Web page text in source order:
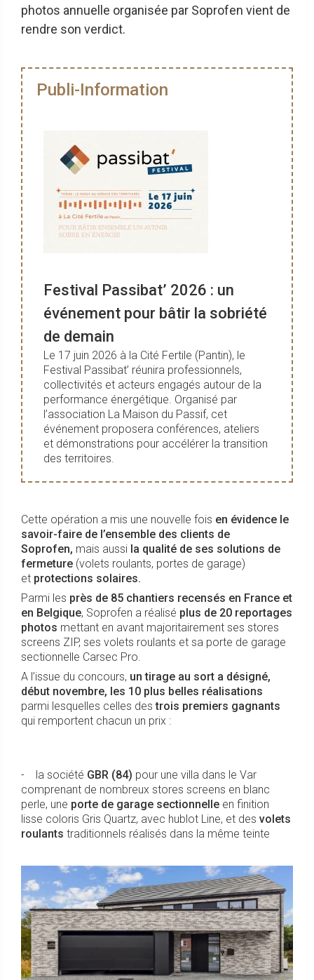
photos annuelle organisée par Soprofen vient de
rendre son verdict.
Publi-Information
Festival Passibat’ 2026 : un
événement pour bâtir la sobriété
de demain
Le 17 juin 2026 à la Cité Fertile (Pantin), le
Festival Passibat’ réunira professionnels,
collectivités et acteurs engagés autour de la
performance énergétique. Organisé par
l’association La Maison du Passif, cet
événement proposera conférences, ateliers
et démonstrations pour accélérer la transition
des territoires.
Cette opération a mis une nouvelle fois en évidence le
savoir-faire de l’ensemble des clients de
Soprofen, mais aussi la qualité de ses solutions de
fermeture (volets roulants, portes de garage)
et protections solaires.
Parmi les près de 85 chantiers recensés en France et
en Belgique, Soprofen a réalisé plus de 20 reportages
photos mettant en avant majoritairement ses stores
screens ZIP, ses volets roulants et sa porte de garage
sectionnelle Carsec Pro.
A l’issue du concours, un tirage au sort a désigné,
début novembre, les 10 plus belles réalisations
parmi lesquelles celles destrois premiers gagnants
qui remportent chacun un prix :
- la société GBR (84) pour une villa dans le Var
comprenant de nombreux stores screens en blanc
perle, une porte de garage sectionnelle en finition
lisse coloris Gris Quartz, avec hublot Line, et des volets
roulants traditionnels réalisés dans la même teinte